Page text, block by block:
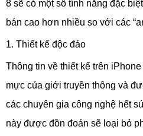
8 sẽ có một số tính năng đặc
bán cao hơn nhiều so với các
1. Thiết kế độc đáo
Thông tin về thiết kế trên
mực của giới truyền thông và
các chuyên gia công nghệ hết
này được đồn đoán sẽ loại bỏ